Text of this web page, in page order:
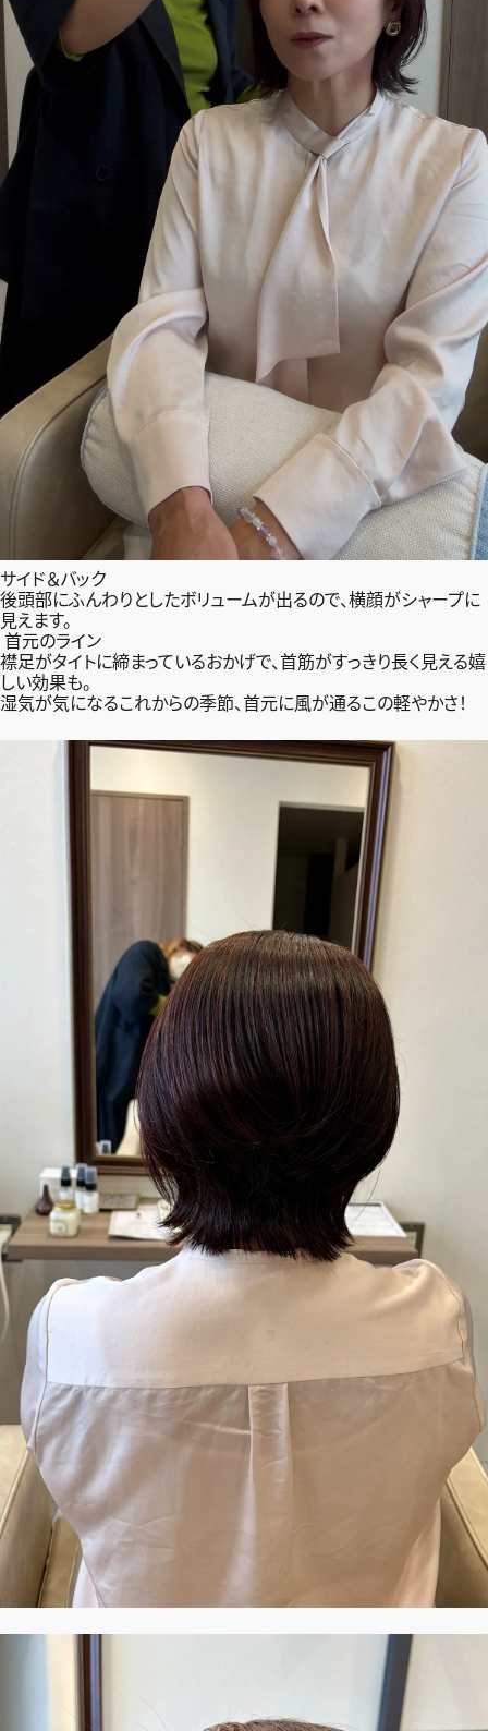
サイド＆バック
後頭部にふんわりとしたボリュームが出るので、横顔がシャープに
見えます。
首元のライン
襟足がタイトに締まっているおかげで、首筋がすっきり長く見える嬉
しい効果も。
湿気が気になるこれからの季節、首元に風が通るこの軽やかさ！